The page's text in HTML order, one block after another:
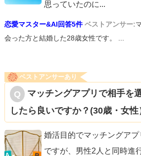
思っていたのに...
恋愛マスター&AI回答5件 ベストアンサー:
会った方と結婚した28歳女性です。 ...
ベストアンサーあり
マッチングアプリで相手を
したら良いですか？(30歳・女性
婚活目的でマッチングア
ですが、男性2人と同時進